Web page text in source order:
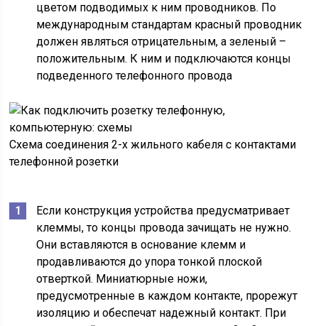
цветом подводимых к ним проводников. По
международным стандартам красный проводник
должен являться отрицательным, а зеленый –
положительным. К ним и подключаются концы
подведенного телефонного провода
Схема соединения 2-х жильного кабеля с контактами
телефонной розетки
Если конструкция устройства предусматривает
клеммы, то концы провода зачищать не нужно.
Они вставляются в основание клемм и
продавливаются до упора тонкой плоской
отверткой. Миниатюрные ножи,
предусмотренные в каждом контакте, прорежут
изоляцию и обеспечат надежный контакт. При